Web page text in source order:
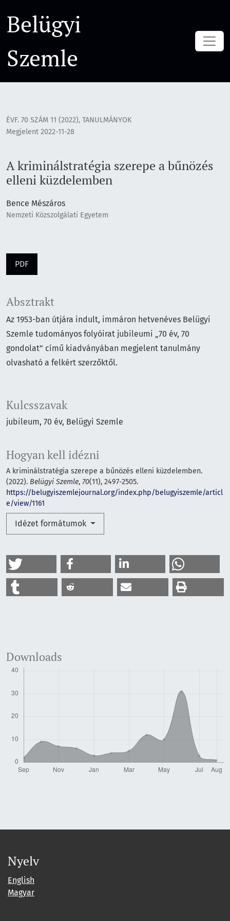
Belügyi
Szemle
ÉVF. 70 SZÁM 11 (2022), TANULMÁNYOK
A kriminálstratégia szerepe a bűnözés
elleni küzdelemben
Megjelent 2022-11-28
Bence Mészáros
Nemzeti Közszolgálati Egyetem
PDF
Kulcsszavak
jubileum 70 év Belügyi Szemle
Hogyan kell idézni
A kriminálstratégia szerepe a bűnözés elleni küzdelemben.
(2022). Belügyi Szemle, 70(11), 2497-2505.
https://belugyiszemlejournal.org/index.php/belugyiszemle/articl
e/view/1161
Idézet formátumok
Absztrakt
Az 1953-ban útjára indult, immáron hetvenéves Belügyi
Szemle tudományos folyóirat jubileumi „70 év, 70
gondolat” című kiadványában megjelent tanulmány
olvasható a felkért szerzőktől.
Downloads
Nyelv
English
Magyar